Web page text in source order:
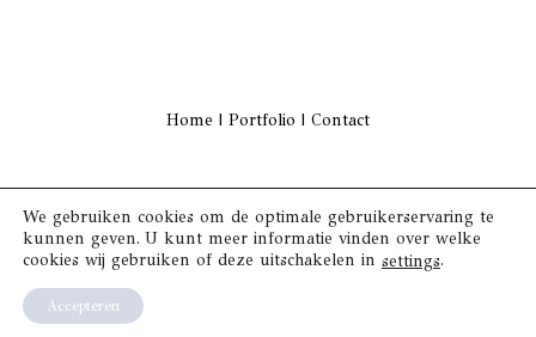
Home | Portfolio | Contact
Algemene Voorwaarden/Disclaimer & privacy
We gebruiken cookies om de optimale gebruikerservaring te
kunnen geven. U kunt meer informatie vinden over welke
cookies wij gebruiken of deze uitschakelen in settings.
Accepteren